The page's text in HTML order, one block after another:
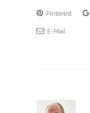
Pinterest
E-Mail